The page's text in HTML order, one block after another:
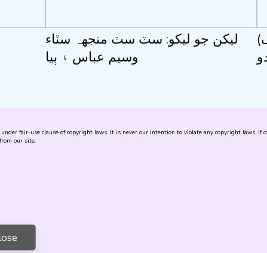
ليکن جو ليکو: سٽ سٽ منجهہ سٽاء
وسيم عباس ۽ ٻيا
fair-use clause of copyright laws. It is never our intention to violate any copyright laws.
our site.